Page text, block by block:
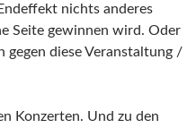
nichts anderes
Seite gewinnen wird. Oder
gegen diese Veranstaltung /
Konzerten. Und zu den